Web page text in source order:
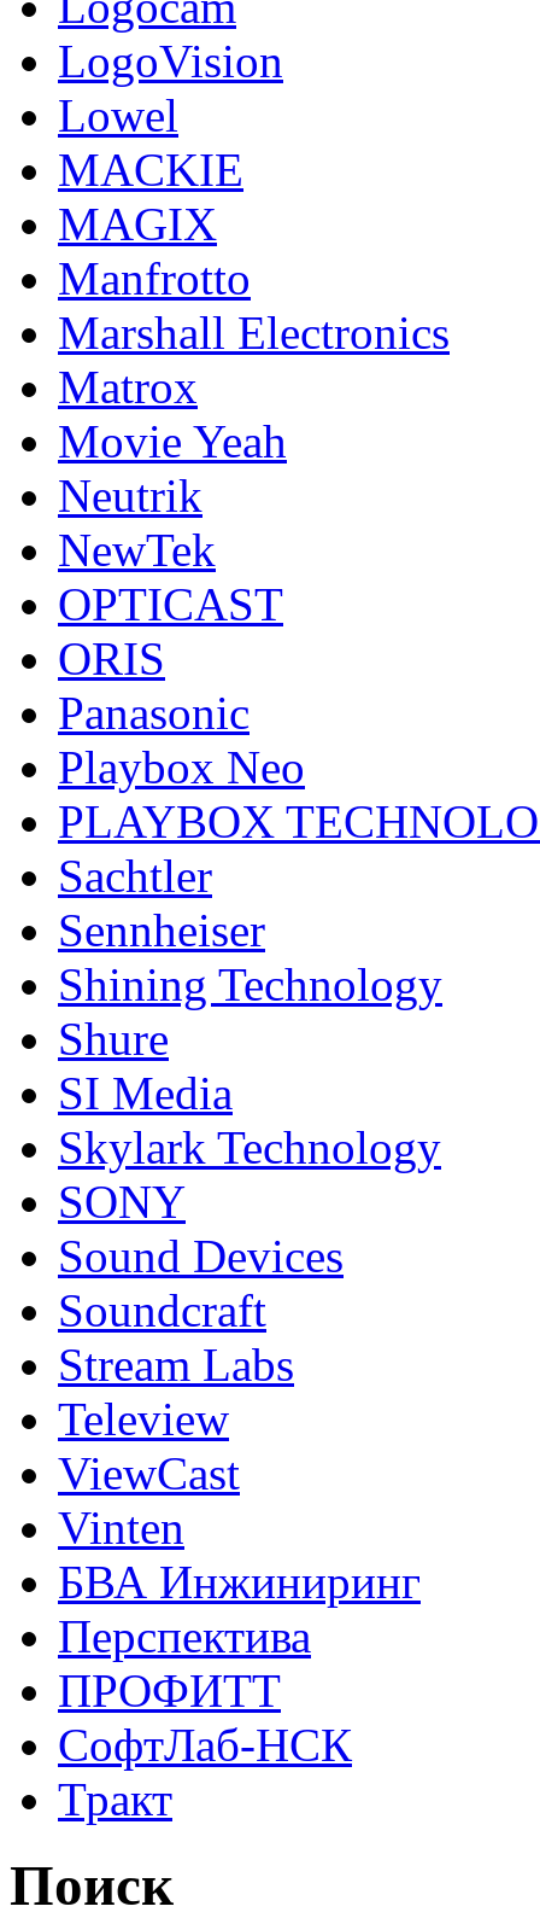
LogoVision
Lowel
MACKIE
MAGIX
Manfrotto
Marshall Electronics
Matrox
Movie Yeah
Neutrik
NewTek
OPTICAST
ORIS
Panasonic
Playbox Neo
PLAYBOX
Sachtler
Sennheiser
Shining Technology
Shure
SI Media
Skylark Technology
SONY
Sound Devices
Soundcraft
Stream Labs
Teleview
ViewCast
Vinten
БВА Инжиниринг
Перспектива
ПРОФИТТ
СофтЛаб-НСК
Тракт
Поиск